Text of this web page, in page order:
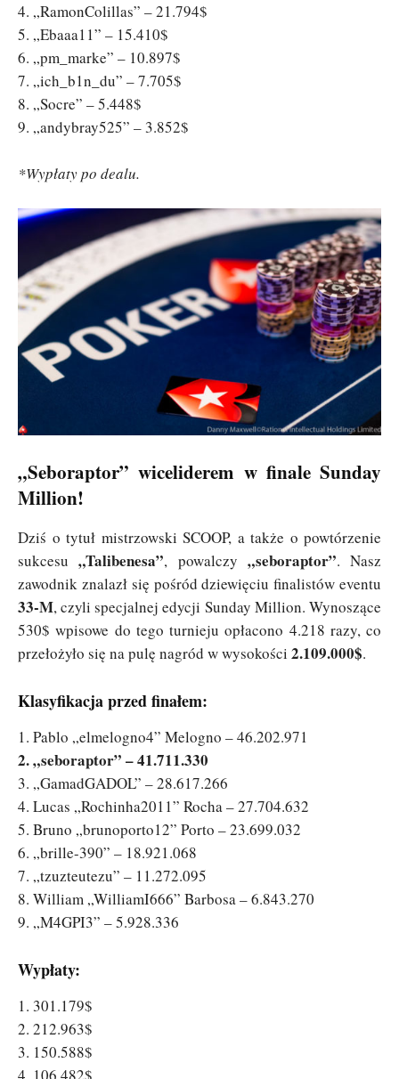
4. „RamonColillas” – 21.794$
5. „Ebaaa11” – 15.410$
6. „pm_marke” – 10.897$
7. „ich_b1n_du” – 7.705$
8. „Socre” – 5.448$
9. „andybray525” – 3.852$
*Wypłaty po dealu.
„Seboraptor” wiceliderem w finale Sunday
Million!
Dziś o tytuł mistrzowski SCOOP, a także o powtórzenie
sukcesu „Talibenesa”, powalczy „seboraptor”. Nasz
zawodnik znalazł się pośród dziewięciu finalistów eventu
33-M, czyli specjalnej edycji Sunday Million. Wynoszące
530$ wpisowe do tego turnieju opłacono 4.218 razy, co
przełożyło się na pulę nagród w wysokości 2.109.000$.
Klasyfikacja przed finałem:
1. Pablo „elmelogno4” Melogno – 46.202.971
2. „seboraptor” – 41.711.330
3. „GamadGADOL” – 28.617.266
4. Lucas „Rochinha2011” Rocha – 27.704.632
5. Bruno „brunoporto12” Porto – 23.699.032
6. „brille-390” – 18.921.068
7. „tzuzteutezu” – 11.272.095
8. William „WilliamI666” Barbosa – 6.843.270
9. „M4GPI3” – 5.928.336
Wypłaty:
1. 301.179$
2. 212.963$
3. 150.588$